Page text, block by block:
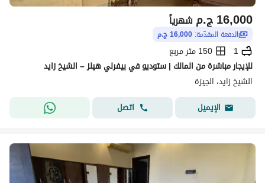
ج.م16,000 شهرياً
الدفعة المقدّمة: 16,000 ج.م
1
150 متر مربع
للإيجار مباشرة من المالك | ستوديو في بيفرلي هيلز – الشيخ زايد
الشيخ زايد، الجيزة
الإيميل
اتصل